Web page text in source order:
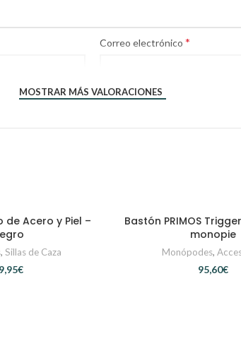
Correo electrónico *
MOSTRAR MÁS VALORACIONES
CARRITO
de Acero y Piel –
, Sillas de Caza
€
AÑADIR AL
Bastón PRIMOS
monopie
Monópodes,
€